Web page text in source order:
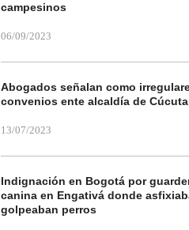
campesinos
06/09/2023
Abogados señalan como
convenios ente alcaldía de Cúcuta
13/07/2023
Indignación en Bogotá por
canina en Engativá donde
golpeaban perros